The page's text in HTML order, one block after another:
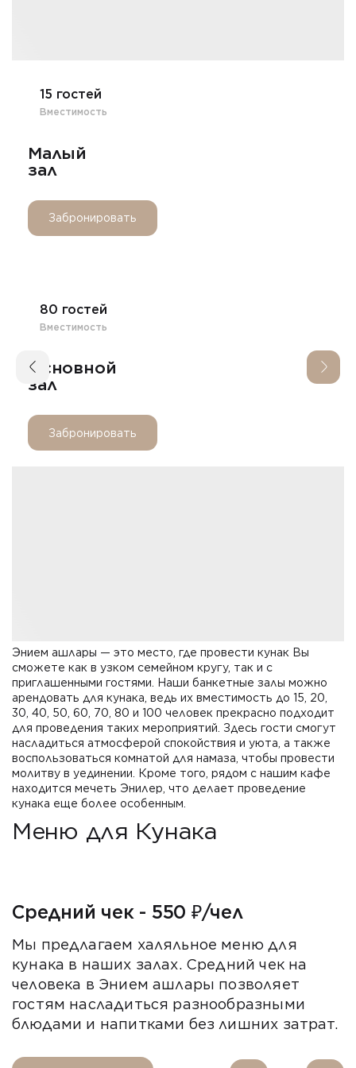
15 гостей
Вместимость
Малый
зал
Забронировать
80 гостей
Вместимость
Основной
зал
Забронировать
Энием ашлары — это место, где провести кунак Вы
сможете как в узком семейном кругу, так и с
приглашенными гостями. Наши банкетные залы можно
арендовать для кунака, ведь их вместимость до 15, 20,
30, 40, 50, 60, 70, 80 и 100 человек прекрасно подходит
для проведения таких мероприятий. Здесь гости смогут
насладиться атмосферой спокойствия и уюта, а также
воспользоваться комнатой для намаза, чтобы провести
молитву в уединении. Кроме того, рядом с нашим кафе
находится мечеть Энилер, что делает проведение
кунака еще более особенным.
Меню для Кунака
Средний чек - 550 ₽/чел
Мы предлагаем халяльное меню для
кунака в наших залах. Средний чек на
человека в Энием ашлары позволяет
гостям насладиться разнообразными
блюдами и напитками без лишних затрат.